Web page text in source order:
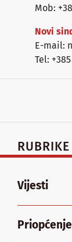
Mob:
Novi
E-mail:
Tel:
RUBRIKE
Vijesti
Priopćenje